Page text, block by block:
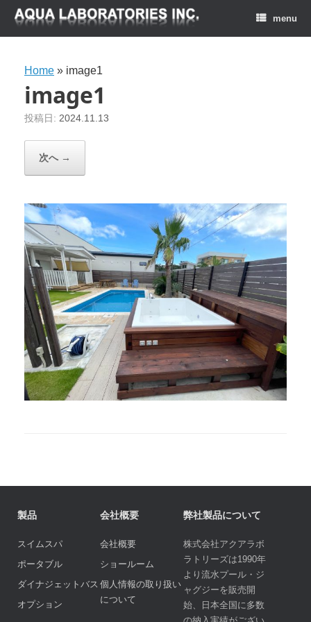
menu
Home » image1
image1
投稿日: 2024.11.13
次へ →
製品
スイムスパ
ポータブル
ダイナジェットバス
オプション
会社概要
会社概要
ショールーム
個人情報の取り扱い
について
弊社製品について
株式会社アクアラボ
ラトリーズは1990年
より流水プール・ジ
ャグジーを販売開
始、日本全国に多数
の納入実績がござい